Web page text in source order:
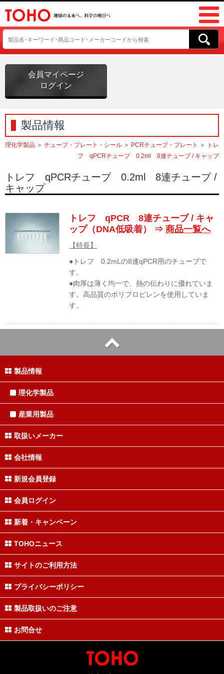
会員マイページ
ログイン
製品情報
理化学製品 ＞ チューブ・プレート・シール ＞ PCRチューブ・プレート ＞
トレ
フ qPCRチューブ 0.2ml 8連チューブ / キャップ
トレフ qPCRチューブ 0.2ml 8連チューブ /
キャップ
トレフ qPCR 8連チューブ / キャ
ップ（DNA低吸着） ⇒商品一覧へ
【特長】
●トレフ 0.2mLの8連qPCR用のチューブで
す。
●肉厚は薄く均一で、熱の伝わりに優れていま
す。高品質のポリプロピレンを使用していま
す。
製品情報
理化学製品
産業用製品
取扱いメーカー
会社情報
新規会員登録
会員ログイン
新着・キャンペーン
TOHOニュース
サイトのご利用方法
プライバシーポリシー
製品取扱いのご注意
お問合せ